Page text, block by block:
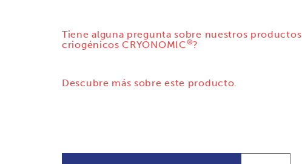
Tiene alguna pregunta sobre nuestros productos
criogénicos CRYONOMIC®?
Descubre más sobre este producto.